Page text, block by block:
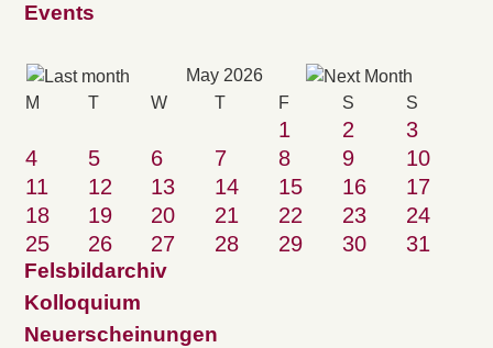
Events
May 2026
M T W T F S S
1 2
3
4
5 6 7 8 9
10
11
12 13 14 15 16
17
18
19 20 21 22 23
24
25
26 27 28 29 30 31
Felsbildarchiv
Kolloquium
Neuerscheinungen